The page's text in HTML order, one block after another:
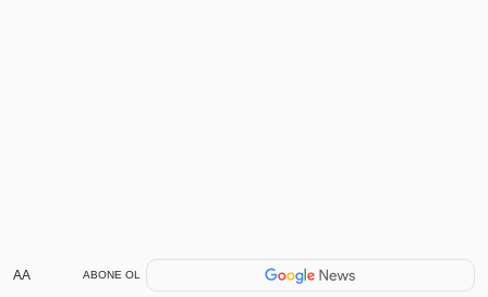
AA ABONE OL